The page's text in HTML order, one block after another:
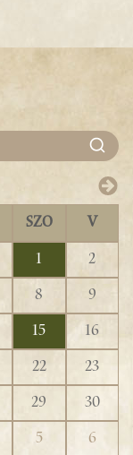
SZO V
1
2
8
9
15
16
22
23
29
30
5 6